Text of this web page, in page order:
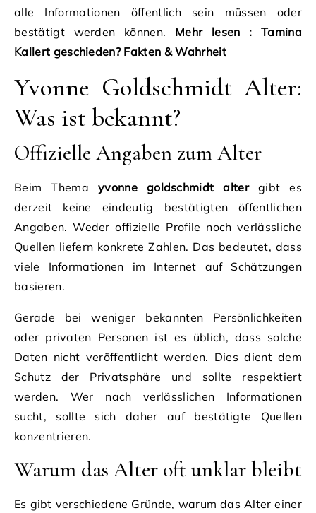
alle Informationen öffentlich sein müssen oder
bestätigt werden können. Mehr lesen :Tamina
Kallert geschieden? Fakten & Wahrheit
Yvonne Goldschmidt Alter:
Was ist bekannt?
Offizielle Angaben zum Alter
Beim Thema yvonne goldschmidt altergibt es
derzeit keine eindeutig bestätigten öffentlichen
Angaben. Weder offizielle Profile noch verlässliche
Quellen liefern konkrete Zahlen. Das bedeutet, dass
viele Informationen im Internet auf Schätzungen
basieren.
Gerade bei weniger bekannten Persönlichkeiten
oder privaten Personen ist es üblich, dass solche
Daten nicht veröffentlicht werden. Dies dient dem
Schutz der Privatsphäre und sollte respektiert
werden. Wer nach verlässlichen Informationen
sucht, sollte sich daher auf bestätigte Quellen
konzentrieren.
Warum das Alter oft unklar bleibt
Es gibt verschiedene Gründe, warum das Alter einer